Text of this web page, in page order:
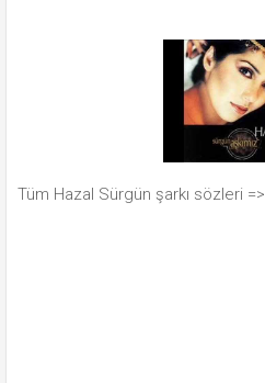
Tüm Hazal Sürgün şarkı sözleri =>